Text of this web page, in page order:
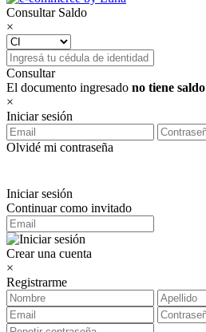
Consultar Saldo
×
Consultar
El documento ingresado no tiene saldo
×
Iniciar sesión
Olvidé mi contraseña
Iniciar sesión
Continuar como invitado
Crear una cuenta
×
Registrarme